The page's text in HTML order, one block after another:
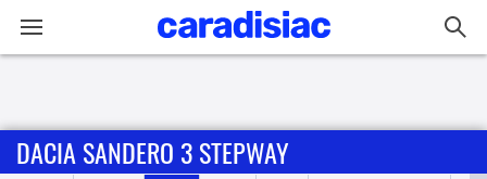
Accueil
DACIA SANDERO 3 STEPWAY